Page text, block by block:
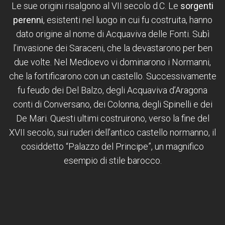
Le sue origini risalgono al VII secolo d.C. Le sorgenti
perenni, esistenti nel luogo in cui fu costruita, hanno
dato origine al nome di Acquaviva delle Fonti. Subì
l’invasione dei Saraceni, che la devastarono per ben
due volte. Nel Medioevo vi dominarono i Normanni,
che la fortificarono con un castello. Successivamente
fu feudo dei Del Balzo, degli Acquaviva d’Aragona
conti di Conversano, dei Colonna, degli Spinelli e dei
De Mari. Questi ultimi costruirono, verso la fine del
XVII secolo, sui ruderi dell’antico castello normanno, il
cosiddetto “Palazzo del Principe”, un magnifico
esempio di stile barocco.